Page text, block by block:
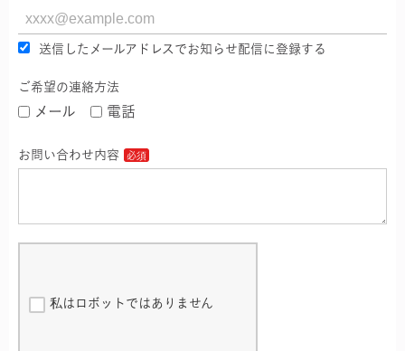
送信したメールアドレスでお知らせ配信に登録する
ご希望の連絡方法
メール 電話
お問い合わせ内容
私はロボットではありません